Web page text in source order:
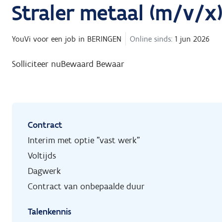
Straler metaal (m/v/x)
YouVi voor een job in BERINGEN Online sinds: 1 jun 2026
Solliciteer nuBewaard Bewaar
Contract
Interim met optie "vast werk"
Voltijds
Dagwerk
Contract van onbepaalde duur
Talenkennis